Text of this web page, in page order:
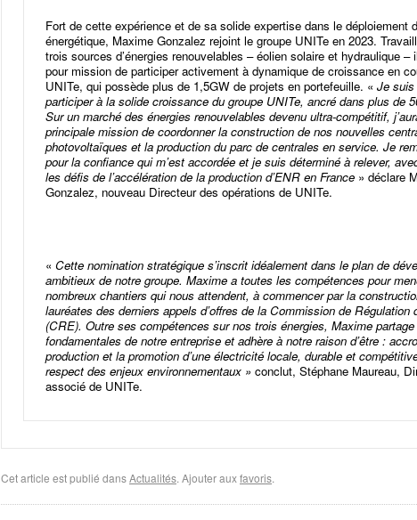
Fort de cette expérience et de sa solide expertise dans le déploiement
énergétique, Maxime Gonzalez rejoint le groupe UNITe en 2023.
trois sources d’énergies renouvelables – éolien solaire et hydraulique –
pour mission de participer activement à dynamique de croissance en
UNITe, qui possède plus de 1,5GW de projets en portefeuille. « Je
participer à la solide croissance du groupe UNITe, ancré dans plus de
Sur un marché des énergies renouvelables devenu ultra-compétitif,
principale mission de coordonner la construction de nos nouvelles
photovoltaïques et la production du parc de centrales en service. Je
pour la confiance qui m’est accordée et je suis déterminé à relever,
les défis de l’accélération de la production d’ENR en France » déclare
Gonzalez, nouveau Directeur des opérations de UNITe.
« Cette nomination stratégique s’inscrit idéalement dans le plan de
ambitieux de notre groupe. Maxime a toutes les compétences pour
nombreux chantiers qui nous attendent, à commencer par la
lauréates des derniers appels d’offres de la Commission de Régulation
(CRE). Outre ses compétences sur nos trois énergies, Maxime
fondamentales de notre entreprise et adhère à notre raison d’être :
production et la promotion d’une électricité locale, durable et
respect des enjeux environnementaux » conclut, Stéphane Maureau,
associé de UNITe.
Cet article est publié dansActualités. Ajouter auxfavoris.